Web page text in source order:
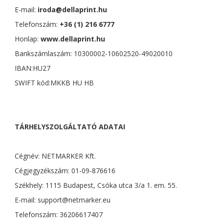
E-mail: iroda@dellaprint.hu
Telefonszám: +36 (1) 216 6777
Honlap: www.dellaprint.hu
Bankszámlaszám: 10300002-10602520-49020010
IBAN:HU27
SWIFT kód:MKKB HU HB
TÁRHELYSZOLGÁLTATÓ ADATAI
Cégnév: NETMARKER Kft.
Cégjegyzékszám: 01-09-876616
Székhely: 1115 Budapest, Csóka utca 3/a 1. em. 55.
E-mail: support@netmarker.eu
Telefonszám: 36206617407